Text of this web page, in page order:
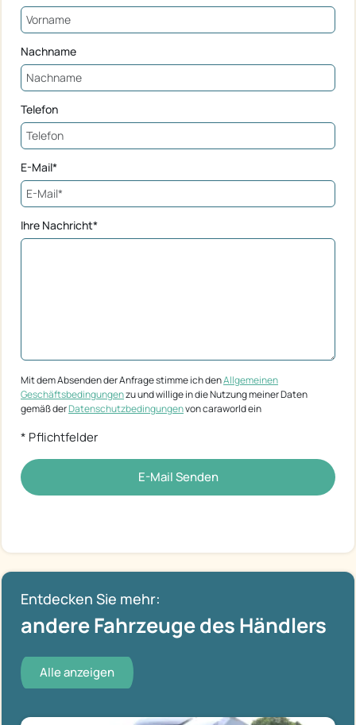
Nachname
Telefon
E-Mail*
Ihre Nachricht*
Mit dem Absenden der Anfrage stimme ich denAllgemeinen
Geschäftsbedingungenzu und willige in die Nutzung meiner Daten
gemäß derDatenschutzbedingungenvon caraworld ein
* Pflichtfelder
E-Mail Senden
Entdecken Sie mehr:
andere Fahrzeuge des Händlers
Alle anzeigen